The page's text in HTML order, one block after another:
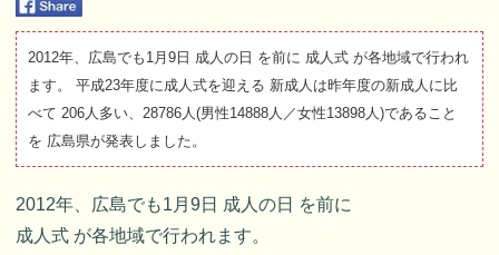
2012年、広島でも1月9日 成人の日 を前に 成人式 が各地域で行われ
ます。 平成23年度に成人式を迎える 新成人は昨年度の新成人に比
べて 206人多い、28786人(男性14888人／女性13898人)であること
を 広島県が発表しました。
2012年、広島でも1月9日 成人の日 を前に
成人式 が各地域で行われます。